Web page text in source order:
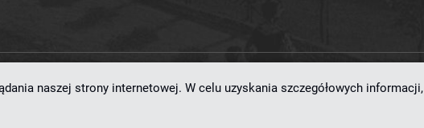
SNAPSHOT opracowanemu przezPoznańskie Centrum Superkomputerowo-Sieciowe
naszej strony internetowej. W celu uzyskania szczegółowych informacji,